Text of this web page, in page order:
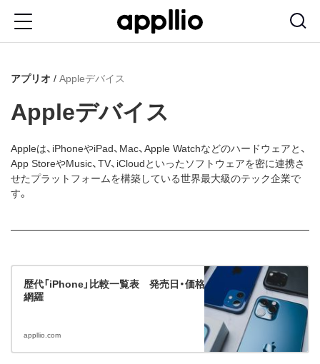
ン
ツ
に
アプリオ Appleデバイス
Appleデバイス
Appleは、iPhoneやiPad、Mac、Apple Watchなどのハードウェアと、
App StoreやMusic、TV、iCloudといったソフトウェアを密に連携さ
せたプラットフォームを構築している世界最大級のテック企業で
す。
歴代「iPhone」比較一覧表 発売日・価格からスペックまで全
網羅
appllio.com